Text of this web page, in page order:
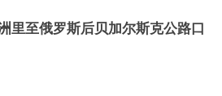
里至俄罗斯后贝加尔斯克公路口